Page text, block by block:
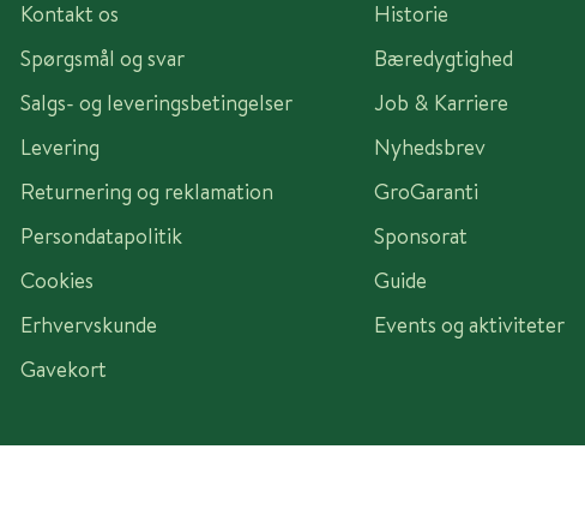
Kontakt os
Spørgsmål og svar
Salgs- og leveringsbetingelser
Levering
Returnering og reklamation
Persondatapolitik
Cookies
Erhvervskunde
Gavekort
Historie
Bæredygtighed
Job & Karriere
Nyhedsbrev
GroGaranti
Sponsorat
Guide
Events og aktiviteter